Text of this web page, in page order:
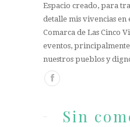
Espacio creado, para
detalle mis vivencias en
Comarca de Las Cinco
eventos,
nuestros pueblos y
Sin